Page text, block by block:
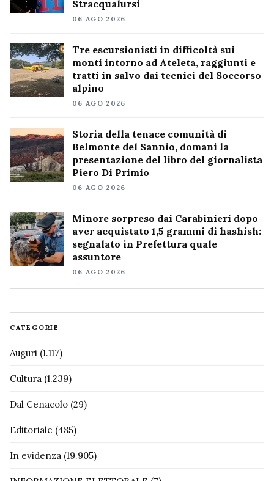
Stracqualursi
06 AGO 2026
Tre escursionisti in difficoltà sui
monti intorno ad Ateleta, raggiunti e
tratti in salvo dai tecnici del Soccorso
alpino
06 AGO 2026
Storia della tenace comunità di
Belmonte del Sannio, domani la
presentazione del libro del giornalista
Piero Di Primio
06 AGO 2026
Minore sorpreso dai Carabinieri dopo
aver acquistato 1,5 grammi di hashish:
segnalato in Prefettura quale
assuntore
06 AGO 2026
CATEGORIE
Auguri (1.117)
Cultura (1.239)
Dal Cenacolo (29)
Editoriale (485)
In evidenza (19.905)